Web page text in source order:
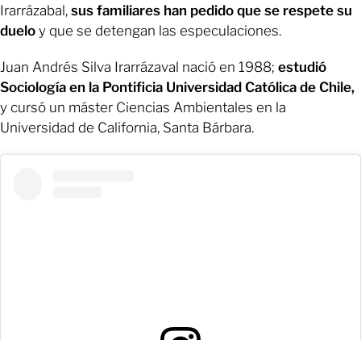
Irarrázabal, sus familiares han pedido que se respete su
duelo y que se detengan las especulaciones.
Juan Andrés Silva Irarrázaval nació en 1988; estudió
Sociología en la Pontificia Universidad Católica de Chile,
y cursó un máster Ciencias Ambientales en la
Universidad de California, Santa Bárbara.